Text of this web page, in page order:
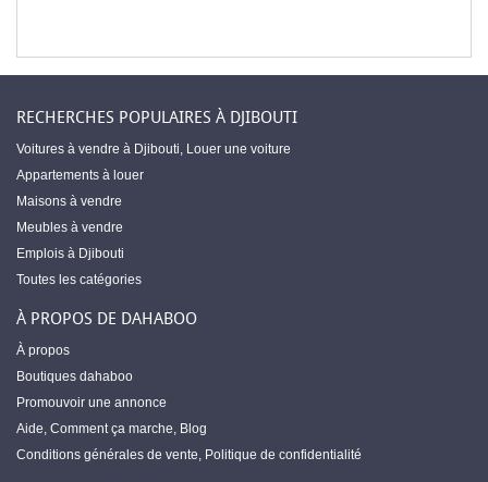
RECHERCHES POPULAIRES À DJIBOUTI
Voitures à vendre à Djibouti, Louer une voiture
Appartements à louer
Maisons à vendre
Meubles à vendre
Emplois à Djibouti
Toutes les catégories
À PROPOS DE DAHABOO
À propos
Boutiques dahaboo
Promouvoir une annonce
Aide, Comment ça marche, Blog
Conditions générales de vente, Politique de confidentialité